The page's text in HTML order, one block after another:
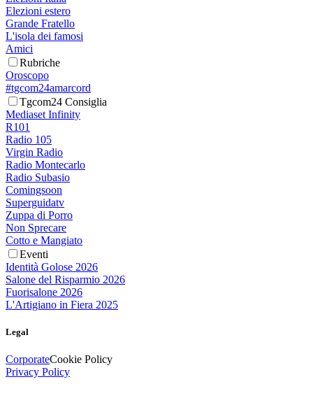
Elezioni estero
Grande Fratello
L'isola dei famosi
Amici
Rubriche
Oroscopo
#tgcom24amarcord
Tgcom24 Consiglia
Mediaset Infinity
R101
Radio 105
Virgin Radio
Radio Montecarlo
Radio Subasio
Comingsoon
Superguidatv
Zuppa di Porro
Non Sprecare
Cotto e Mangiato
Eventi
Identità Golose 2026
Salone del Risparmio 2026
Fuorisalone 2026
L'Artigiano in Fiera 2025
Legal
CorporateCookie Policy
Privacy Policy